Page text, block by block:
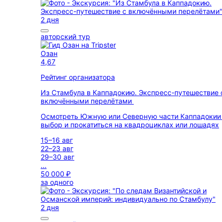
2 дня
авторский тур
Озан
4,67
Рейтинг организатора
Из Стамбула в Каппадокию. Экспресс-путешествие
включёнными перелётами
Осмотреть Южную или Северную части Каппадокии
выбор и прокатиться на квадроциклах или лошадях
15–16 авг
22–23 авг
29–30 авг
...
50 000 ₽
за одного
2 дня